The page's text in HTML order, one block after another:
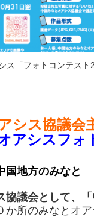
ス「フォトコンテスト
シス協議会
アシスフォ
国地方のみなと
協議会として、
所のみなとオア